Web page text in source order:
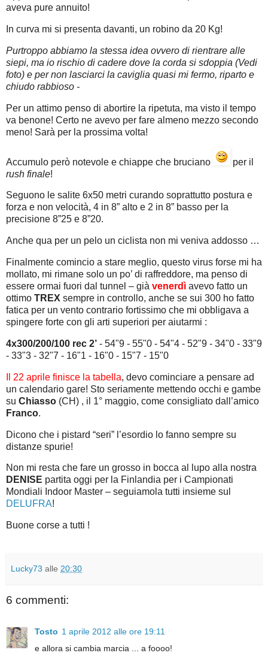
aveva pure annuito!
In curva mi si presenta davanti, un robino da 20 Kg!
Purtroppo abbiamo la stessa idea ovvero di rientrare alle
siepi, ma io rischio di cadere dove la corda si sdoppia (Vedi
foto) e per non lasciarci la caviglia quasi mi fermo, riparto e
chiudo rabbioso -
Per un attimo penso di abortire la ripetuta, ma visto il tempo
va benone! Certo ne avevo per fare almeno mezzo secondo
meno! Sarà per la prossima volta!
Accumulo però notevole e chiappe che bruciano
per il
rush finale!
Seguono le salite 6x50 metri curando soprattutto postura e
forza e non velocità, 4 in 8” alto e 2 in 8” basso per la
precisione 8”25 e 8”20.
Anche qua per un pelo un ciclista non mi veniva addosso …
Finalmente comincio a stare meglio, questo virus forse mi ha
mollato, mi rimane solo un po’ di raffreddore, ma penso di
essere ormai fuori dal tunnel – già venerdì avevo fatto un
ottimo TREX sempre in controllo, anche se sui 300 ho fatto
fatica per un vento contrario fortissimo che mi obbligava a
spingere forte con gli arti superiori per aiutarmi :
4x300/200/100 rec 2’ - 54"9 - 55"0 - 54"4 - 52"9 - 34"0 - 33"9
- 33"3 - 32"7 - 16"1 - 16"0 - 15"7 - 15"0
Il 22 aprile finisce la tabella, devo cominciare a pensare ad
un calendario gare! Sto seriamente mettendo occhi e gambe
su Chiasso (CH) , il 1° maggio, come consigliato dall’amico
Franco.
Dicono che i pistard “seri” l’esordio lo fanno sempre su
distanze spurie!
Non mi resta che fare un grosso in bocca al lupo alla nostra
DENISE partita oggi per la Finlandia per i Campionati
Mondiali Indoor Master – seguiamola tutti insieme sul
DELUFRA!
Buone corse a tutti !
Lucky73 alle 20:30
6 commenti:
Tosto 1 aprile 2012 alle ore 19:11
e allora si cambia marcia ... a foooo!